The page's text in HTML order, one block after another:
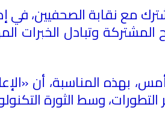
مع نقابة الصحفيين، في
وتبادل الخبرات
بهذه المناسبة، أن
وسط الثورة